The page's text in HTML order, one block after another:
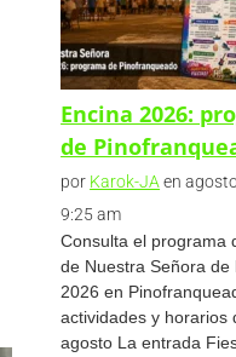
Encina 2026:
de
por Karok-JA en
9:25 am
Consulta el programa
de Nuestra Señora de
2026 en
actividades y horarios
agosto La entrada